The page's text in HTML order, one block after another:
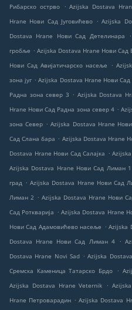
Рибарско острво
. Azijska Dostava
Hrane Нови Сад Југовићево . Azijska
Dostava Hrane Нови Сад Детелинара
.
гробље . Azijska Dostava Hrane Нови Сад
Нови Сад Авијатичарско насеље
.
зона југ . Azijska Dostava Hrane Нови Сад
Радна зона север 3 . Azijska Dostava
Hrane Нови Сад Радна зона север 4 .
зона Север . Azijska Dostava Hrane
Сад Слана бара . Azijska Dostava Hrane
Dostava Hrane Нови Сад Салајка .
Azijska Dostava Hrane Нови Сад Лиман 1
град . Azijska Dostava Hrane Нови Сад
Лиман 2 . Azijska Dostava Hrane Нови
Сад Роткварија . Azijska Dostava Hrane
Нови Сад Адамовићево насеље . Azijska
Dostava Hrane Нови Сад Лиман 4
.
Dostava Hrane Novi Sad . Azijska
Сремска Каменица Татарско Брдо
.
Azijska Dostava Hrane Veternik
.
Hrane Петроварадин . Azijska Dostava